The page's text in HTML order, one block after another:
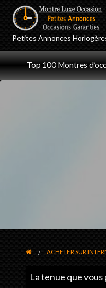
Omega
Piguet
Petites Annonces
Top 100 Montres
ACHETER SUR
La tenue que